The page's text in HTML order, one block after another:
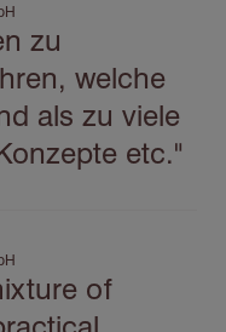
zu
welche
als zu viele
etc."
of